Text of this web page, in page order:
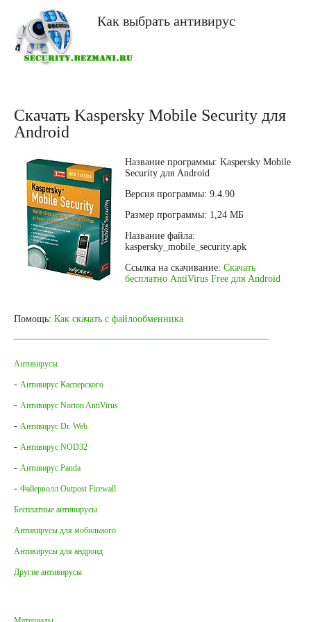
Как выбрать антивирус
Скачать Kaspersky Mobile Security для
Android
Название программы: Kaspersky Mobile
Security для Android
Версия программы: 9.4.90
Размер программы: 1,24 МБ
Название файла:
kaspersky_mobile_security.apk
Ссылка на скачивание: Скачать
бесплатно AntiVirus Free для Android
Помощь: Как скачать с файлообменника
Антивирусы
- Антивирус Касперского
- Антивирус Norton AntiVirus
- Антивирус Dr. Web
- Антивирус NOD32
- Антивирус Panda
- Файерволл Outpost Firewall
Бесплатные антивирусы
Антивирусы для мобильного
Антивирусы для андроид
Другие антивирусы